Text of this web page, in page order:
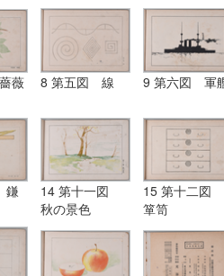
薇 8 第五図 線 9 第六図 軍
鎌
14 第十一図
秋の景色
15 第十二図
箪笥